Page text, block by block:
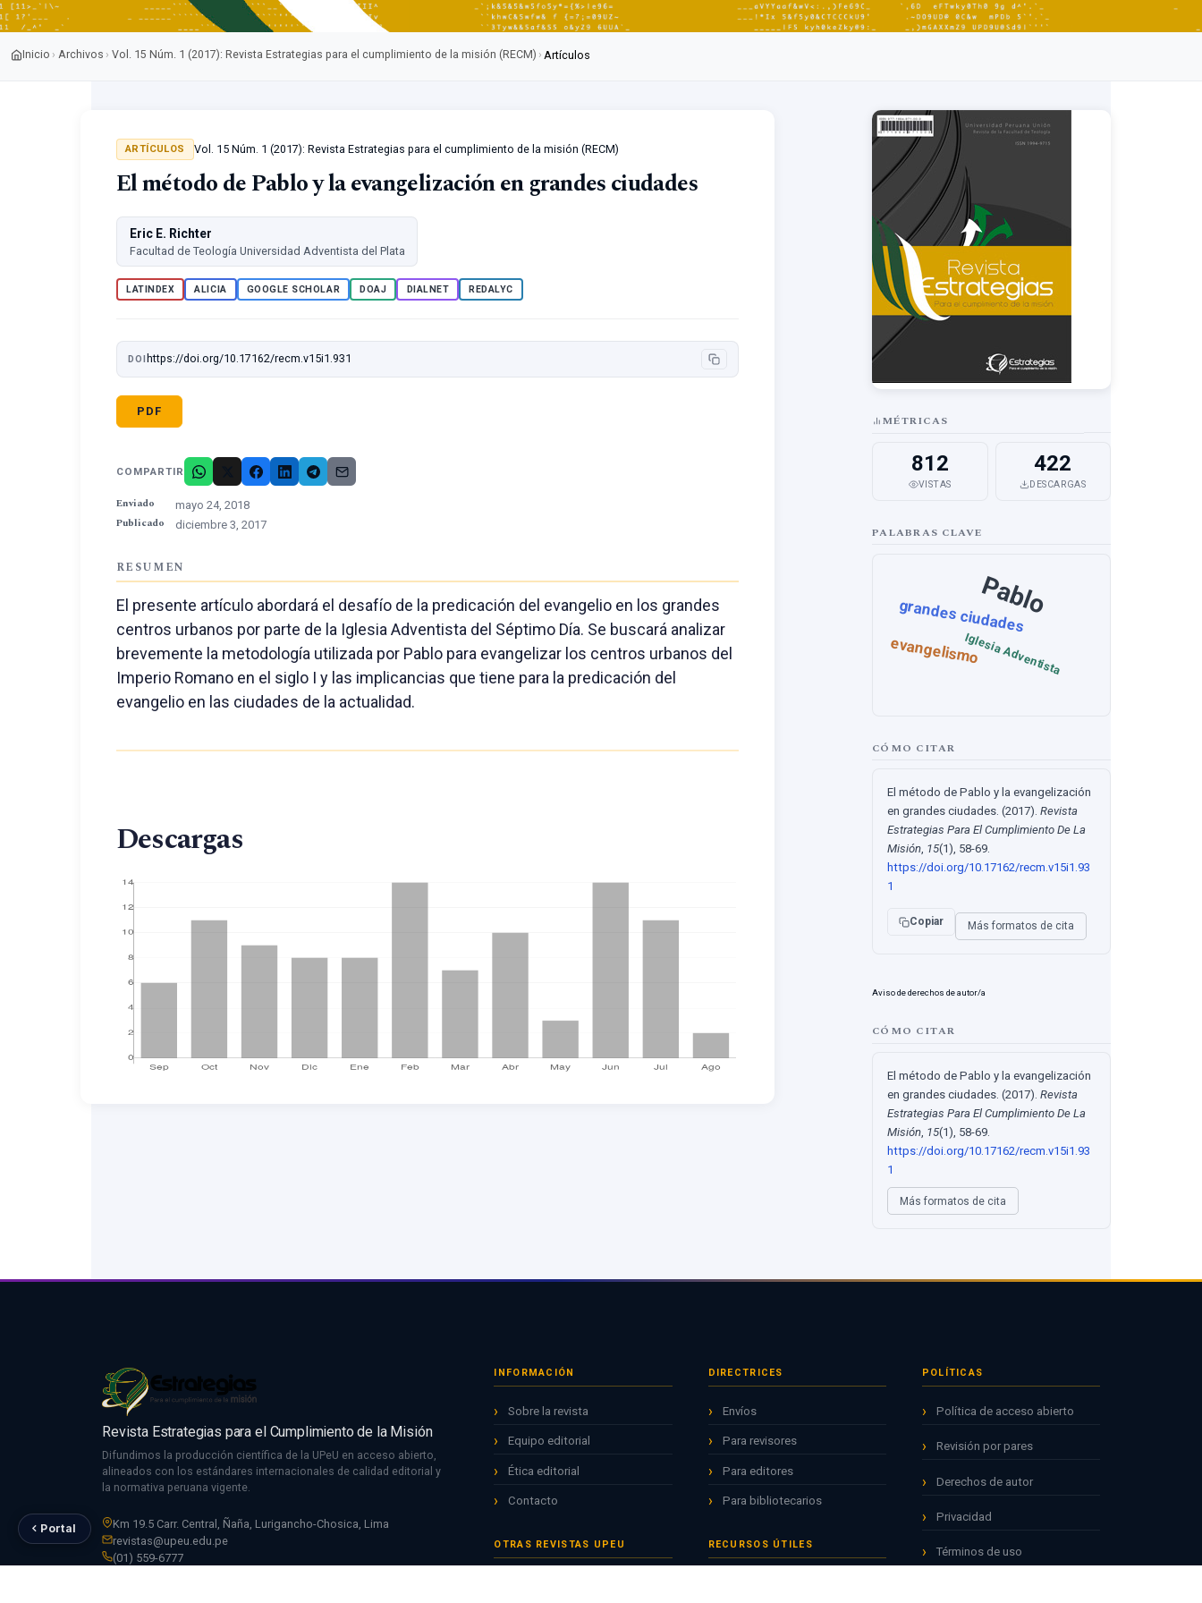
Portal
Inicio › Archivos › Vol. 15 Núm. 1 (2017): Revista Estrategias para el cumplimiento de la misión (RECM) › Artículos
ARTÍCULOS Vol. 15 Núm. 1 (2017): Revista Estrategias para el cumplimiento de la misión (RECM)
El método de Pablo y la evangelización en grandes ciudades
Eric E. Richter
Facultad de Teología Universidad Adventista del Plata
LATINDEX ALICIA GOOGLE SCHOLAR DOAJ DIALNET REDALYC
DOI https://doi.org/10.17162/recm.v15i1.931
PDF
COMPARTIR
Enviado mayo 24, 2018
Publicado diciembre 3, 2017
RESUMEN
El presente artículo abordará el desafío de la predicación del evangelio en los grandes
centros urbanos por parte de la Iglesia Adventista del Séptimo Día. Se buscará analizar
brevemente la metodología utilizada por Pablo para evangelizar los centros urbanos del
Imperio Romano en el siglo I y las implicancias que tiene para la predicación del
evangelio en las ciudades de la actualidad.
Descargas
MÉTRICAS
812
VISTAS
422
DESCARGAS
PALABRAS CLAVE
Pablo
evangelismo
grandes ciudades
Iglesia Adventista
CÓMO CITAR
El método de Pablo y la evangelización
en grandes ciudades. (2017). Revista
Estrategias Para El Cumplimiento De La
Misión 15(1), 58-69.
https://doi.org/10.17162/recm.v15i1.93
1
Copiar Más formatos de cita
Aviso de derechos de autor/a
CÓMO CITAR
El método de Pablo y la evangelización
en grandes ciudades. (2017). Revista
Estrategias Para El Cumplimiento De La
Misión 15(1), 58-69.
https://doi.org/10.17162/recm.v15i1.93
1
Más formatos de cita
Revista Estrategias para el Cumplimiento de la Misión
Difundimos la producción científica de la UPeU en acceso abierto,
alineados con los estándares internacionales de calidad editorial y
la normativa peruana vigente.
Km 19.5 Carr. Central, Ñaña, Lurigancho-Chosica, Lima
revistas@upeu.edu.pe
(01) 559-6777
INFORMACIÓN
Sobre la revista
Equipo editorial
Ética editorial
Contacto
OTRAS REVISTAS UPEU
DIRECTRICES
Envíos
Para revisores
Para editores
Para bibliotecarios
RECURSOS ÚTILES
POLÍTICAS
Política de acceso abierto
Revisión por pares
Derechos de autor
Privacidad
Términos de uso